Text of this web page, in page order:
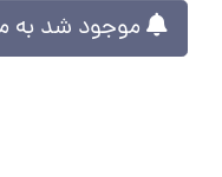
موجود شد به